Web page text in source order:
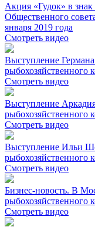
Акция «Гудок» в
Общественного
января 2019 года
Смотреть видео
Выступление
рыбохозяйственного
Смотреть видео
Выступление
рыбохозяйственного
Смотреть видео
Выступление Ильи
рыбохозяйственного
Смотреть видео
Бизнес-новость. В
рыбохозяйственного
Смотреть видео